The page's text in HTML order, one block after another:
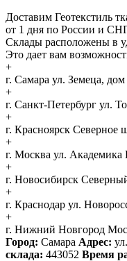
Доставим Геотекстиль
от 1 дня по России и
Склады расположены в
Это дает вам
+
г. Самара ул. Земеца,
+
г. Санкт-Петербург ул.
+
г. Красноярск Северное
+
г. Москва ул.
+
г. Новосибирск
+
г. Краснодар ул.
+
г. Нижний Новгород
Город: Самара Адрес:
склада: 443052 Время